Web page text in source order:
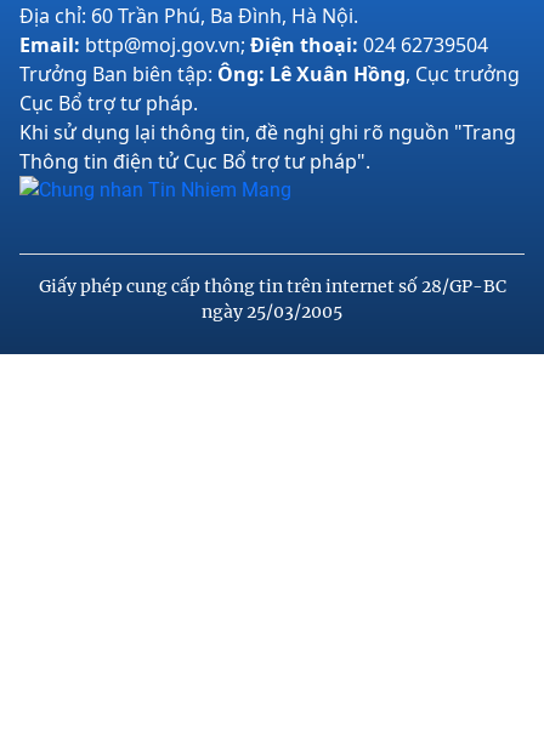
Địa chỉ: 60 Trần Phú, Ba Đình, Hà Nội.
Email: bttp@moj.gov.vn;Điện thoại: 024 62739504
Trưởng Ban biên tập: Ông: Lê Xuân Hồng, Cục trưởng
Cục Bổ trợ tư pháp.
Khi sử dụng lại thông tin, đề nghị ghi rõ nguồn "Trang
Thông tin điện tử Cục Bổ trợ tư pháp".
Giấy phép cung cấp thông tin trên internet số 28/GP-BC
ngày 25/03/2005